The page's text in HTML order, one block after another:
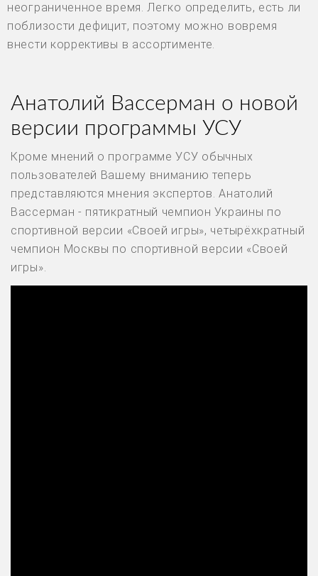
неограниченное время. Легко определить, есть ли
поблизости дефицит, поэтому можно вовремя
внести коррективы в ассортименте.
Анатолий Вассерман о новой
версии программы УСУ
Кроме мнений о программе УСУ обычных
пользователей Вашему вниманию теперь
представляются мнения экспертов. Анатолий
Вассерман - пятикратный чемпион Украины по
спортивной версии «Своей игры», четырёхкратный
чемпион Москвы по спортивной версии «Своей
игры».